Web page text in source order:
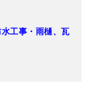
工事・雨樋、瓦